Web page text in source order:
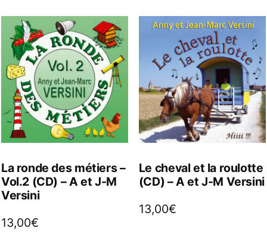
La ronde des métiers –
Vol.2 (CD) – A et J-M
Versini
13,00€
Le cheval et la roulotte
(CD) – A et J-M Versini
13,00€